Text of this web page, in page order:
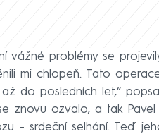
vážné problémy se
mi chlopeň. Tato
do posledních let,“
znovu ozvalo, a tak Pavel
– srdeční selhání. Teď